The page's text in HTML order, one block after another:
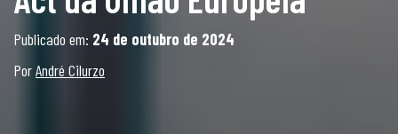
Publicado em: 24 de outubro de 2024
PorAndré Cilurzo